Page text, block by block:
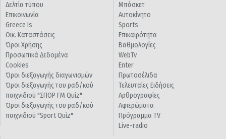
Δελτία τύπου
Επικοινωνία
Greece Is
Οικ. Καταστάσεις
Όροι Χρήσης
Προσωπικά Δεδομένα
Cookies
Όροι διεξαγωγής διαγωνισμών
Όροι διεξαγωγής του ραδ/κού
παιχνιδιού "ΣΠΟΡ FM Quiz"
Όροι διεξαγωγής του ραδ/κού
παιχνιδιού "Sport Quiz"
Μπάσκετ
Αυτοκίνητο
Sports
Επικαιρότητα
Βαθμολογίες
WebTv
Enter
Πρωτοσέλιδα
Τελευταίες Ειδήσεις
Αρθρογραφίες
Αφιερώματα
Πρόγραμμα TV
Live-radio